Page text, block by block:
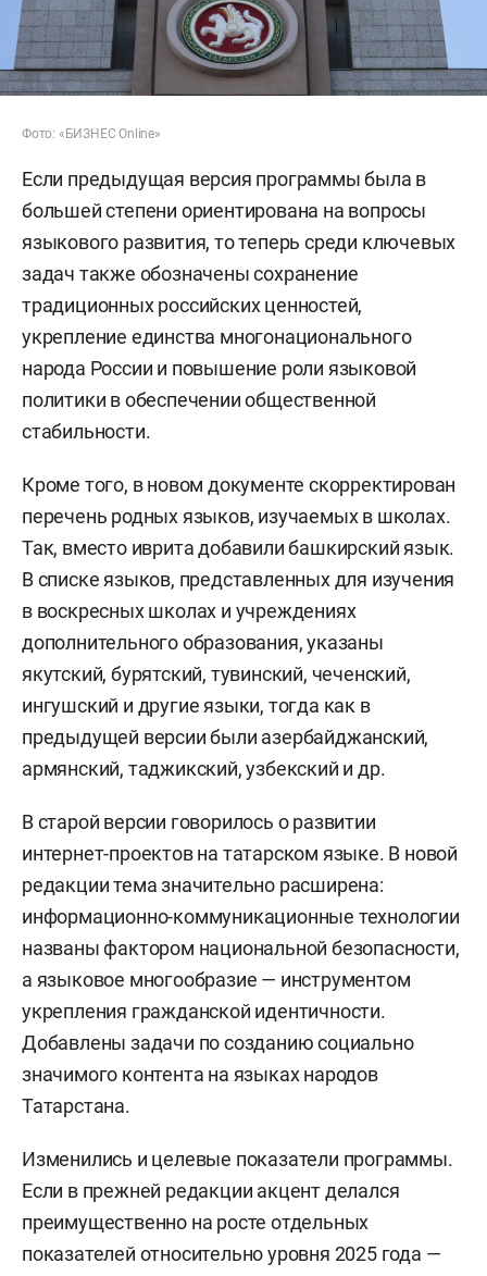
Фото: «БИЗНЕС Online»
Если предыдущая версия программы была в
большей степени ориентирована на вопросы
языкового развития, то теперь среди ключевых
задач также обозначены сохранение
традиционных российских ценностей,
укрепление единства многонационального
народа России и повышение роли языковой
политики в обеспечении общественной
стабильности.
Кроме того, в новом документе скорректирован
перечень родных языков, изучаемых в школах.
Так, вместо иврита добавили башкирский язык.
В списке языков, представленных для изучения
в воскресных школах и учреждениях
дополнительного образования, указаны
якутский, бурятский, тувинский, чеченский,
ингушский и другие языки, тогда как в
предыдущей версии были азербайджанский,
армянский, таджикский, узбекский и др.
В старой версии говорилось о развитии
интернет-проектов на татарском языке. В новой
редакции тема значительно расширена:
информационно-коммуникационные технологии
названы фактором национальной безопасности,
а языковое многообразие — инструментом
укрепления гражданской идентичности.
Добавлены задачи по созданию социально
значимого контента на языках народов
Татарстана.
Изменились и целевые показатели программы.
Если в прежней редакции акцент делался
преимущественно на росте отдельных
показателей относительно уровня 2025 года —